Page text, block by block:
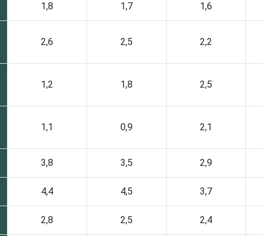
1,8 1,7 1,6
2,6 2,5 2,2
1,2 1,8 2,5
1,1 0,9 2,1
3,8 3,5 2,9
4,4 4,5 3,7
2,8 2,5 2,4